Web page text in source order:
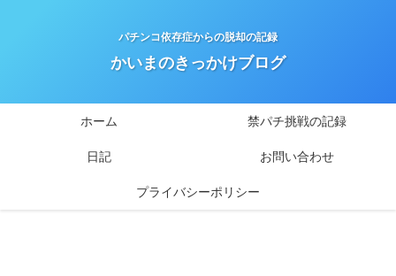
パチンコ依存症からの脱却の記録
かいまのきっかけブログ
ホーム 禁パチ挑戦の記録
日記 お問い合わせ
プライバシーポリシー